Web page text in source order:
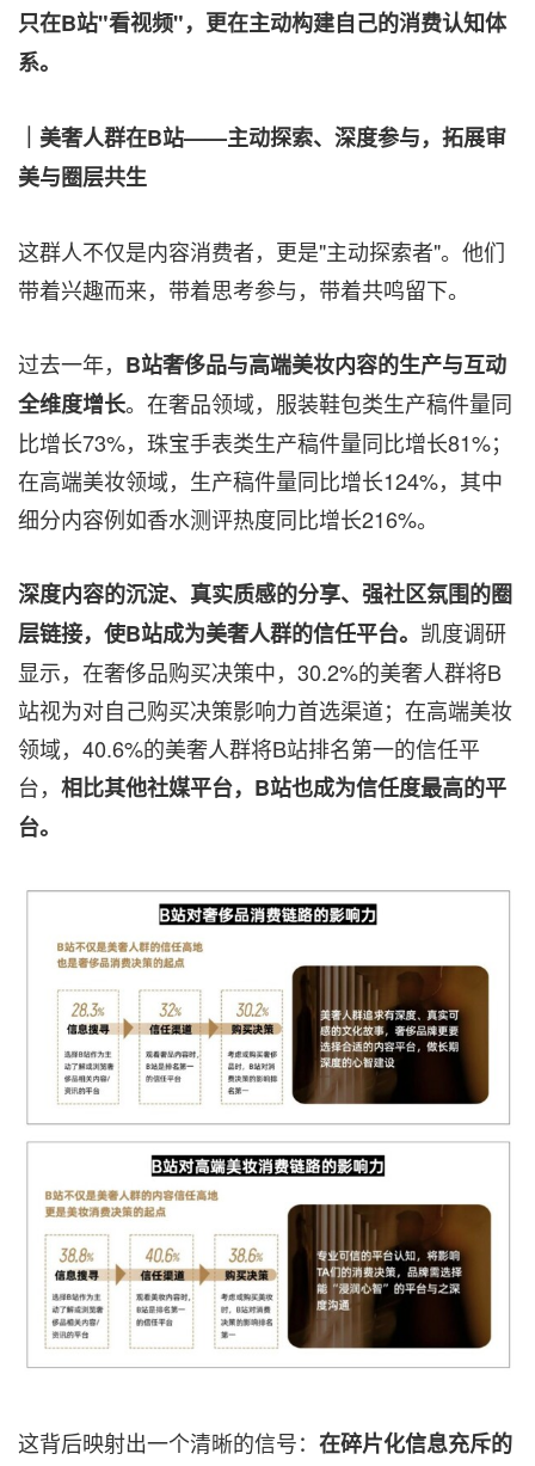
只在B站"看视频"，更在主动构建自己的消费认知体
系。
｜美奢人群在B站——主动探索、深度参与，拓展审
美与圈层共生
这群人不仅是内容消费者，更是"主动探索者"。他们
带着兴趣而来，带着思考参与，带着共鸣留下。
过去一年， B站奢侈品与高端美妆内容的生产与互动
全维度增长。在奢品领域，服装鞋包类生产稿件量同
比增长73%，珠宝手表类生产稿件量同比增长81%；
在高端美妆领域，生产稿件量同比增长124%，其中
细分内容例如香水测评热度同比增长216%。
深度内容的沉淀、真实质感的分享、强社区氛围的圈
层链接，使B站成为美奢人群的信任平台。 凯度调研
显示，在奢侈品购买决策中，30.2%的美奢人群将B
站视为对自己购买决策影响力首选渠道；在高端美妆
领域，40.6%的美奢人群将B站排名第一的信任平
台， 相比其他社媒平台，B站也成为信任度最高的平
台。
这背后映射出一个清晰的信号： 在碎片化信息充斥的